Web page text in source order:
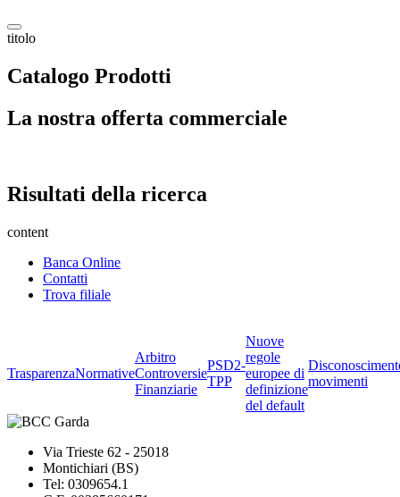
titolo
Catalogo Prodotti
La nostra offerta commerciale
Risultati della ricerca
content
Banca Online
Contatti
Trova filiale
TrasparenzaNormative
Arbitro
Controversie
Finanziarie
PSD2-
TPP
Nuove
regole
europee di
definizione
del default
movimenti
Via Trieste 62 - 25018
Montichiari (BS)
Tel: 0309654.1